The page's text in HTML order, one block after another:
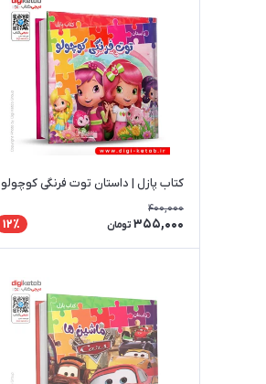
کتاب پازل | داستان توت فرنگی کوچولو
400,000
355,000 تومان 12٪